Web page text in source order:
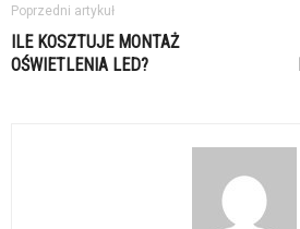
Poprzedni artykuł
ILE KOSZTUJE MONTAŻ
OŚWIETLENIA LED?